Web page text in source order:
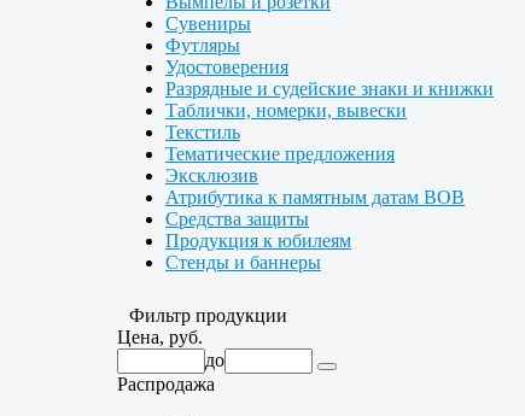
Сувениры
Футляры
Удостоверения
Разрядные и судейские знаки и книжки
Таблички, номерки, вывески
Текстиль
Тематические предложения
Эксклюзив
Атрибутика к памятным датам ВОВ
Средства защиты
Продукция к юбилеям
Стенды и баннеры
Фильтр продукции
Цена, руб.
до
Распродажа